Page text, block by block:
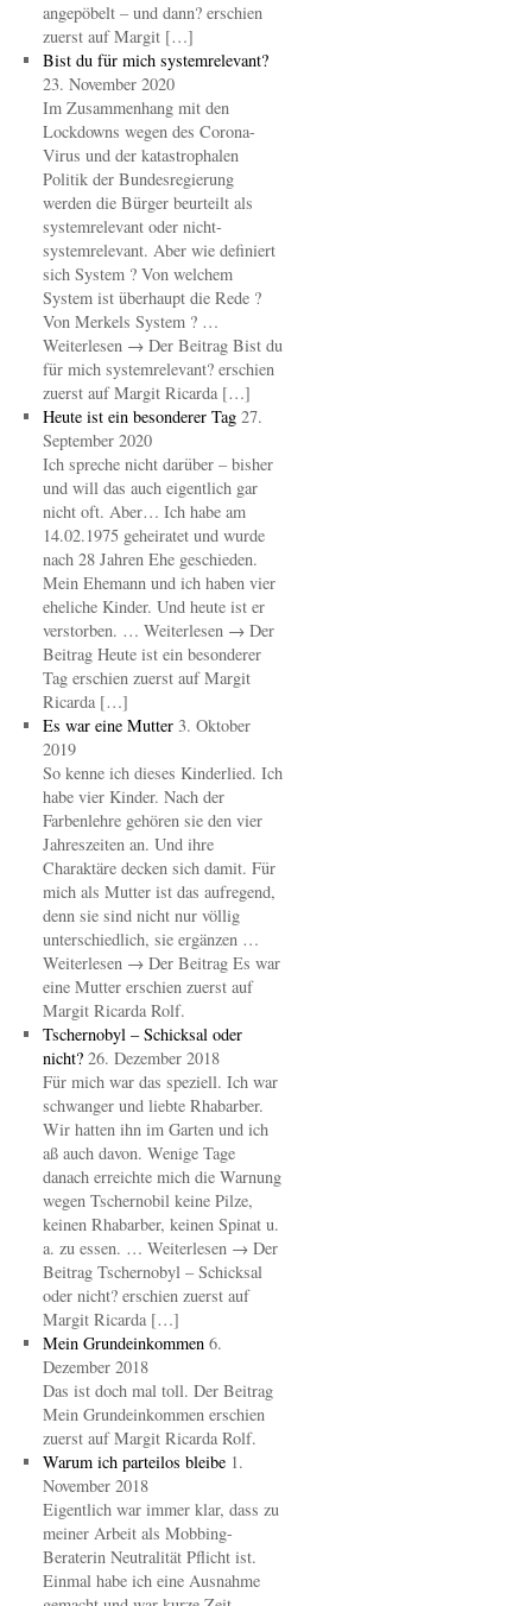
angepöbelt – und dann? erschien
zuerst auf Margit […]
Bist du für mich systemrelevant?
23. November 2020
Im Zusammenhang mit den
Lockdowns wegen des Corona-
Virus und der katastrophalen
Politik der Bundesregierung
werden die Bürger beurteilt als
systemrelevant oder nicht-
systemrelevant. Aber wie definiert
sich System ? Von welchem
System ist überhaupt die Rede ?
Von Merkels System ? …
Weiterlesen → Der Beitrag Bist du
für mich systemrelevant? erschien
zuerst auf Margit Ricarda […]
Heute ist ein besonderer Tag 27.
September 2020
Ich spreche nicht darüber – bisher
und will das auch eigentlich gar
nicht oft. Aber… Ich habe am
14.02.1975 geheiratet und wurde
nach 28 Jahren Ehe geschieden.
Mein Ehemann und ich haben vier
eheliche Kinder. Und heute ist er
verstorben. … Weiterlesen → Der
Beitrag Heute ist ein besonderer
Tag erschien zuerst auf Margit
Ricarda […]
Es war eine Mutter 3. Oktober
2019
So kenne ich dieses Kinderlied. Ich
habe vier Kinder. Nach der
Farbenlehre gehören sie den vier
Jahreszeiten an. Und ihre
Charaktäre decken sich damit. Für
mich als Mutter ist das aufregend,
denn sie sind nicht nur völlig
unterschiedlich, sie ergänzen …
Weiterlesen → Der Beitrag Es war
eine Mutter erschien zuerst auf
Margit Ricarda Rolf.
Tschernobyl – Schicksal oder
nicht? 26. Dezember 2018
Für mich war das speziell. Ich war
schwanger und liebte Rhabarber.
Wir hatten ihn im Garten und ich
aß auch davon. Wenige Tage
danach erreichte mich die Warnung
wegen Tschernobil keine Pilze,
keinen Rhabarber, keinen Spinat u.
a. zu essen. … Weiterlesen → Der
Beitrag Tschernobyl – Schicksal
oder nicht? erschien zuerst auf
Margit Ricarda […]
Mein Grundeinkommen 6.
Dezember 2018
Das ist doch mal toll. Der Beitrag
Mein Grundeinkommen erschien
zuerst auf Margit Ricarda Rolf.
Warum ich parteilos bleibe 1.
November 2018
Eigentlich war immer klar, dass zu
meiner Arbeit als Mobbing-
Beraterin Neutralität Pflicht ist.
Einmal habe ich eine Ausnahme